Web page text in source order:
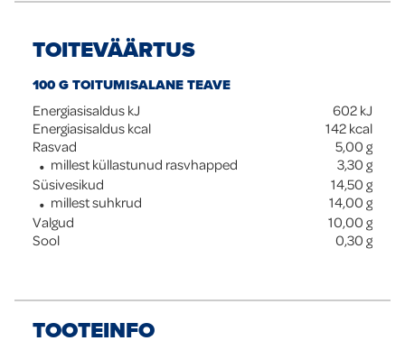
TOITEVÄÄRTUS
100 G TOITUMISALANE TEAVE
Energiasisaldus kJ 602 kJ
Energiasisaldus kcal
142 kcal
Rasvad
5,00 g
millest küllastunud rasvhapped
3,30 g
Süsivesikud
14,50 g
millest suhkrud
14,00 g
Valgud
10,00 g
Sool
0,30 g
TOOTEINFO